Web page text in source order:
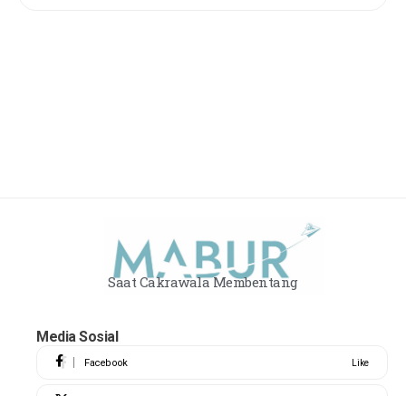
Saat Cakrawala Membentang
Media Sosial
Facebook Like